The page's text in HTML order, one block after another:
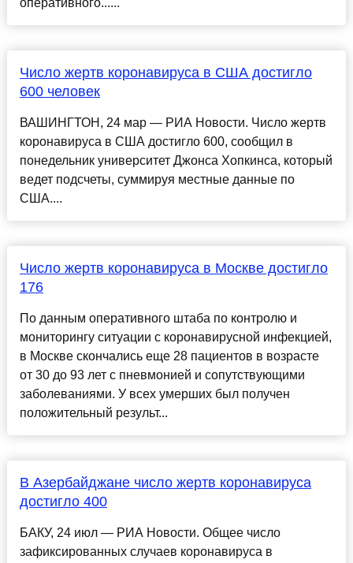
оперативного......
Число жертв коронавируса в США достигло
600 человек
ВАШИНГТОН, 24 мар — РИА Новости. Число жертв
коронавируса в США достигло 600, сообщил в
понедельник университет Джонса Хопкинса, который
ведет подсчеты, суммируя местные данные по
США....
Число жертв коронавируса в Москве достигло
176
По данным оперативного штаба по контролю и
мониторингу ситуации с коронавирусной инфекцией,
в Москве скончались еще 28 пациентов в возрасте
от 30 до 93 лет с пневмонией и сопутствующими
заболеваниями. У всех умерших был получен
положительный результ...
В Азербайджане число жертв коронавируса
достигло 400
БАКУ, 24 июл — РИА Новости. Общее число
зафиксированных случаев коронавируса в